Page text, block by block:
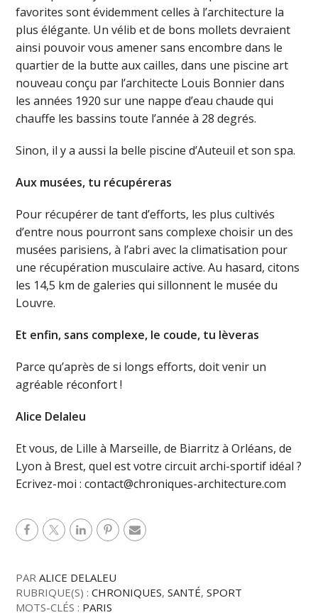
favorites sont évidemment celles à l’architecture la
plus élégante. Un vélib et de bons mollets devraient
ainsi pouvoir vous amener sans encombre dans le
quartier de la butte aux cailles, dans une piscine art
nouveau conçu par l’architecte Louis Bonnier dans
les années 1920 sur une nappe d’eau chaude qui
chauffe les bassins toute l’année à 28 degrés.
Sinon, il y a aussi la belle piscine d’Auteuil et son spa.
Aux musées, tu récupéreras
Pour récupérer de tant d’efforts, les plus cultivés
d’entre nous pourront sans complexe choisir un des
musées parisiens, à l’abri avec la climatisation pour
une récupération musculaire active. Au hasard, citons
les 14,5 km de galeries qui sillonnent le musée du
Louvre.
Et enfin, sans complexe, le coude, tu lèveras
Parce qu’après de si longs efforts, doit venir un
agréable réconfort !
Alice Delaleu
Et vous, de Lille à Marseille, de Biarritz à Orléans, de
Lyon à Brest, quel est votre circuit archi-sportif idéal ?
Ecrivez-moi : contact@chroniques-architecture.com
PARALICE DELALEU
RUBRIQUE(S) :CHRONIQUES,SANTÉ,SPORT
MOTS-CLÉS : PARIS